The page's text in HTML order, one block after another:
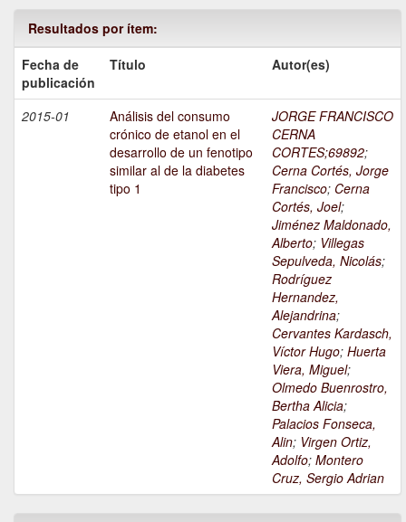
Resultados por ítem:
Fecha de
publicación
Título Autor(es)
2015-01
Análisis del consumo
crónico de etanol en el
desarrollo de un fenotipo
similar al de la diabetes
tipo 1
JORGE FRANCISCO
CERNA
CORTES;69892;
Cerna Cortés, Jorge
Francisco; Cerna
Cortés, Joel;
Jiménez Maldonado,
Alberto; Villegas
Sepulveda, Nicolás;
Rodríguez
Hernandez,
Alejandrina;
Cervantes Kardasch,
Víctor Hugo; Huerta
Viera, Miguel;
Olmedo Buenrostro,
Bertha Alicia;
Palacios Fonseca,
Alin; Virgen Ortiz,
Adolfo; Montero
Cruz, Sergio Adrian